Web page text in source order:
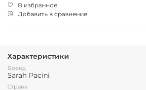
В избранное
Добавить в сравнение
Характеристики
Бренд
Sarah Pacini
Страна